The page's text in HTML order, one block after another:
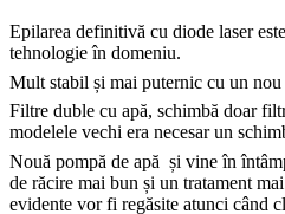
Epilarea definitivă cu diode laser
tehnologie în domeniu.
Mult stabil și mai puternic cu un
Filtre duble cu apă, schimbă doar
modelele vechi era necesar un
Nouă pompă de apă și vine în
de răcire mai bun și un tratament
evidente vor fi regăsite atunci când